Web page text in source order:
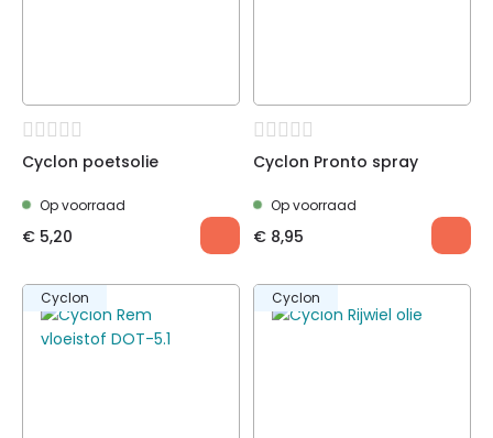
Cyclon poetsolie
Op voorraad
€ 5,20
Cyclon Pronto spray
Op voorraad
€ 8,95
Cyclon Cyclon